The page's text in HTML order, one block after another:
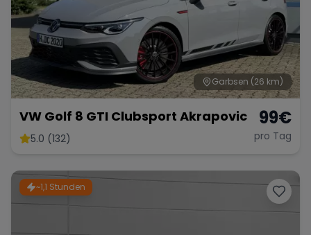
Garbsen (26 km)
VW Golf 8 GTI Clubsport Akrapovic
5.0 (132)
99€
pro Tag
~1,1 Stunden